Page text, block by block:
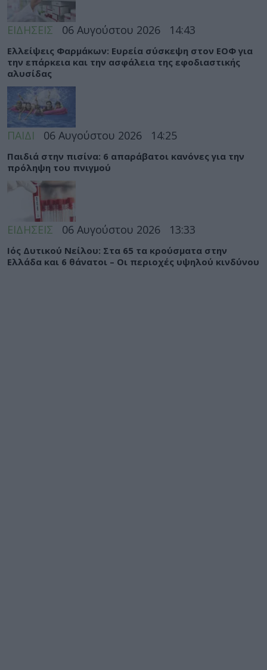
ΕΙΔΗΣΕΙΣ 06 Αυγούστου 2026 14:43
Ελλείψεις Φαρμάκων: Ευρεία σύσκεψη στον ΕΟΦ για
την επάρκεια και την ασφάλεια της εφοδιαστικής
αλυσίδας
ΠΑΙΔΙ 06 Αυγούστου 2026 14:25
Παιδιά στην πισίνα: 6 απαράβατοι κανόνες για την
πρόληψη του πνιγμού
ΕΙΔΗΣΕΙΣ 06 Αυγούστου 2026 13:33
Ιός Δυτικού Νείλου: Στα 65 τα κρούσματα στην
Ελλάδα και 6 θάνατοι – Οι περιοχές υψηλού κινδύνου